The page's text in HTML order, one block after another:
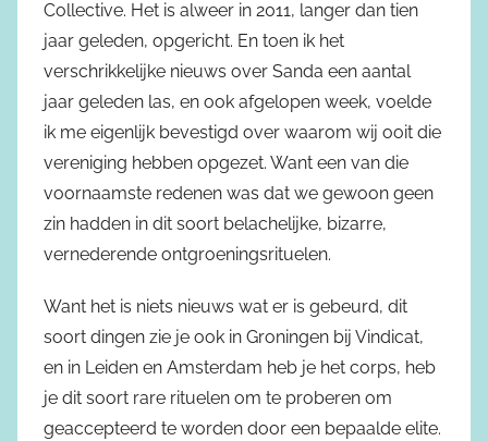
Collective. Het is alweer in 2011, langer dan tien
jaar geleden, opgericht. En toen ik het
verschrikkelijke nieuws over Sanda een aantal
jaar geleden las, en ook afgelopen week, voelde
ik me eigenlijk bevestigd over waarom wij ooit die
vereniging hebben opgezet. Want een van die
voornaamste redenen was dat we gewoon geen
zin hadden in dit soort belachelijke, bizarre,
vernederende ontgroeningsrituelen.
Want het is niets nieuws wat er is gebeurd, dit
soort dingen zie je ook in Groningen bij Vindicat,
en in Leiden en Amsterdam heb je het corps, heb
je dit soort rare rituelen om te proberen om
geaccepteerd te worden door een bepaalde elite.